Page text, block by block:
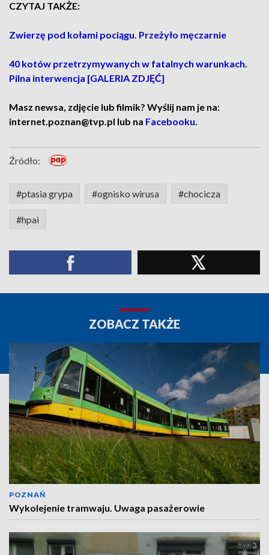
CZYTAJ TAKŻE:
Zwierzę pod kołami pociągu. Przeżyło męczarnie
40 kotów przetrzymywanych w fatalnych warunkach.
Pilna interwencja [GALERIA ZDJĘĆ]
Masz newsa, zdjęcie lub filmik? Wyślij nam je na:
internet.poznan@tvp.pl lub na Facebooku.
Źródło:
#ptasia grypa #ognisko wirusa #chocicza
#hpai
ZOBACZ TAKŻE
POZNAŃ
Wykolejenie tramwaju. Uwaga pasażerowie